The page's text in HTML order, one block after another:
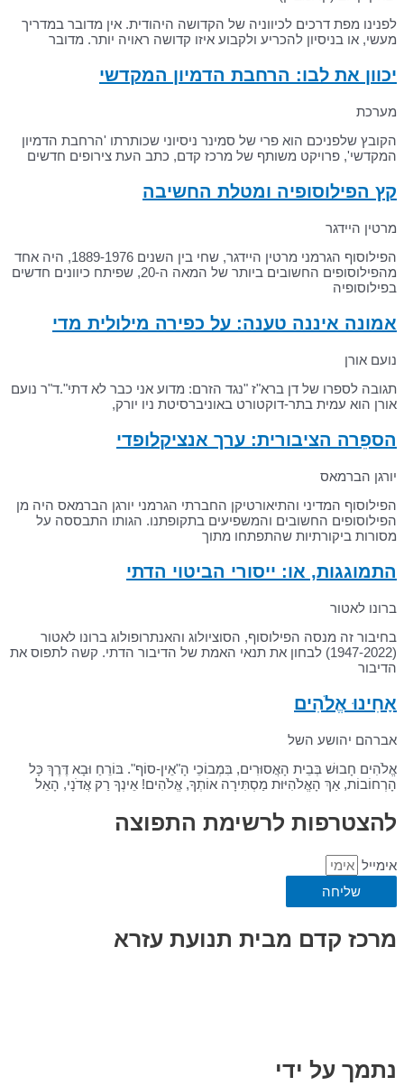
לפנינו מפת דרכים לכיווניה של הקדושה היהודית. אין מדובר במדריך
מעשי, או בניסיון להכריע ולקבוע איזו קדושה ראויה יותר. מדובר
יכוון את לבו: הרחבת הדמיון המקדשי
מערכת
הקובץ שלפניכם הוא פרי של סמינר ניסיוני שכותרתו 'הרחבת הדמיון
המקדשי', פרויקט משותף של מרכז קדם, כתב העת צירופים חדשים
קץ הפילוסופיה ומטלת החשיבה
מרטין היידגר
הפילוסוף הגרמני מרטין היידגר, שחי בין השנים 1889-1976, היה אחד
מהפילוסופים החשובים ביותר של המאה ה-20, שפיתח כיוונים חדשים
בפילוסופיה
אמונה איננה טענה: על כפירה מילולית מדי
נועם אורן
תגובה לספרו של דן ברא"ז "נגד הזרם: מדוע אני כבר לא דתי".ד"ר נועם
אורן הוא עמית בתר-דוקטורט באוניברסיטת ניו יורק,
הספֵרה הציבורית: ערך אנציקלופדי
יורגן הברמאס
הפילוסוף המדיני והתיאורטיקן החברתי הגרמני יורגן הברמאס היה מן
הפילוסופים החשובים והמשפיעים בתקופתנו. הגותו התבססה על
מסורות ביקורתיות שהתפתחו מתוך
התמוגגות, או: ייסורי הביטוי הדתי
ברונו לאטור
בחיבור זה מנסה הפילוסוף, הסוציולוג והאנתרופולוג ברונו לאטור
(1947-2022) לבחון את תנאי האמת של הדיבור הדתי. קשה לתפוס את
הדיבור
אָחִינוּ אֱלֹהִים
אברהם יהושע השל
אֱלֹהִים חָבוּשׁ בְּבֵית הָאֲסוּרִים, בִּמְבוֹכֵי הָ"אֵין-סוֹף". בּוֹרֵחַ וּבָא דֶּרֶךְ כָּל
הָרְחוֹבוֹת, אַךְ הָאֱלֹהִיּוּת מַסְתִּירָה אוֹתְךָ, אֱלֹהִים! אֵינְךָ רַק אֲדֹנָי, הָאֵל
להצטרפות לרשימת התפוצה
אימייל
שליחה
מרכז קדם מבית תנועת עזרא
נתמך על ידי